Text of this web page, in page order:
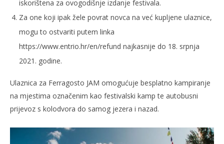
iskorištena za ovogodišnje izdanje festivala.
Za one koji ipak žele povrat novca na već kupljene ulaznice,
mogu to ostvariti putem linka
https://www.entrio.hr/en/refund najkasnije do 18. srpnja
2021. godine.
Ulaznica za Ferragosto JAM omogućuje besplatno kampiranje
na mjestima označenim kao festivalski kamp te autobusni
prijevoz s kolodvora do samog jezera i nazad.